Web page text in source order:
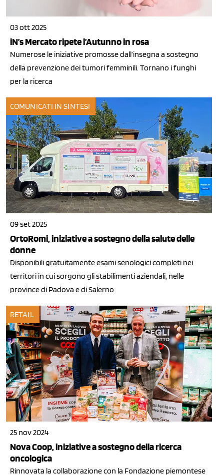
03 ott 2025
iN’s Mercato ripete l’Autunno in rosa
Numerose le iniziative promosse dall’insegna a sostegno
della prevenzione dei tumori femminili. Tornano i funghi
per la ricerca
COMUNICATI IN SINTESI
09 set 2025
OrtoRomi, iniziative a sostegno della salute delle
donne
Disponibili gratuitamente esami senologici completi nei
territori in cui sorgono gli stabilimenti aziendali, nelle
province di Padova e di Salerno
RETAIL
25 nov 2024
Nova Coop, iniziative a sostegno della ricerca
oncologica
Rinnovata la collaborazione con la Fondazione piemontese